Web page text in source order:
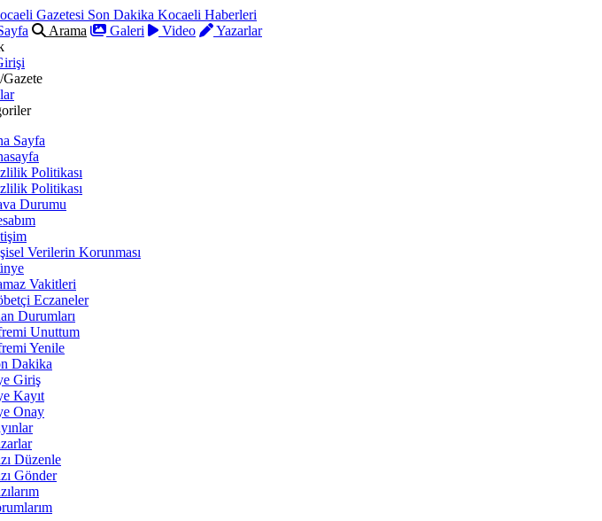
Arama Galeri Video
Yazarlar
Gazete
Sayfa
Politikası
Politikası
Durumu
Verilerin Korunması
Vakitleri
Eczaneler
Durumları
Unuttum
Yenile
Dakika
Giriş
Kayıt
Onay
Düzenle
Gönder